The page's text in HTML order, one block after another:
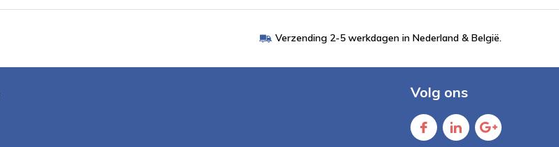
Verzending 2-5 werkdagen in Nederland & België.
Volg ons